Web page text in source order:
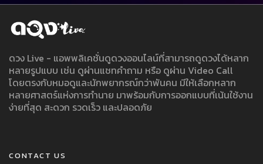
ดวง Live - แอพพลิเคชั่นดูดวงออนไลน์ที่สามารถดูดวงได้หลาก
หลายรูปแบบ เช่น ดูผ่านแชทคำถาม หรือ ดูผ่าน Video Call
โดยตรงกับหมอดูและนักพยากรณ์กว่าพันคน มีให้เลือกหลาก
หลายศาสตร์แห่งการทำนาย มาพร้อมกับการออกแบบที่เน้นใช้งาน
ง่ายที่สุด สะดวก รวดเร็ว และปลอดภัย
CONTACT US